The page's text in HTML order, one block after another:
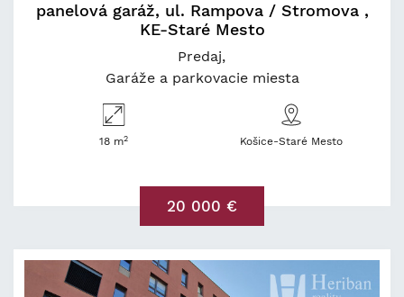
panelová garáž, ul. Rampova / Stromova ,
KE-Staré Mesto
Predaj
Garáže a parkovacie miesta
18 m2 Košice-Staré Mesto
20 000 €